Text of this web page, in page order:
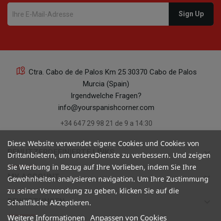
Ctra. Cabo de de Palos Km 25 30370 Cabo de Palos
Murcia (Spain)
Irgendwelche Fragen?
info@yourspanishcorner.com
+34 647 29 98 21 de 9 a 14:30
BENUTZERDEFINIERTE LINKS keyboard_arrow_down
MY ACCOUNT keyboard_arrow_down
BEWERTUNGEN
Diese Website verwendet eigene Cookies und Cookies von
Drittanbietern, um unsereDienste zu verbessern. Und zeigen
Sie Werbung in Bezug auf Ihre Vorlieben, indem Sie Ihre
Gewohnheiten analysieren navigation. Um Ihre Zustimmung
zu seiner Verwendung zu geben, klicken Sie auf die
Schaltfläche Akzeptieren.
Weitere Informationen Anpassen von Cookies